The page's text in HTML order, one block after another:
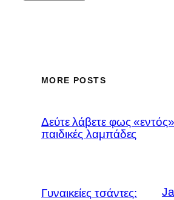
MORE POSTS
Δεύτε λάβετε φως
παιδικές λαμπάδες
Γυναικείες τσάντες: